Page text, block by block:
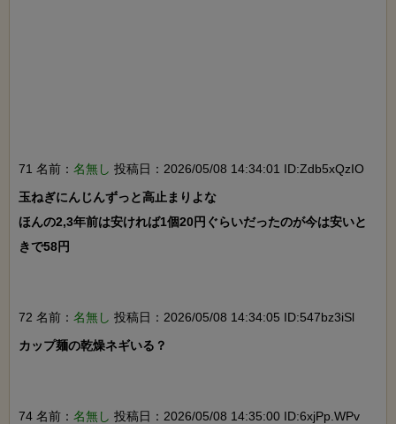
71 名前： 名無し 投稿日：2026/05/08 14:34:01 ID:Zdb5xQzIO
玉ねぎにんじんずっと高止まりよな
ほんの2,3年前は安ければ1個20円ぐらいだったのが今は安いと
きで58円
72 名前： 名無し 投稿日：2026/05/08 14:34:05 ID:547bz3iSl
カップ麺の乾燥ネギいる？
74 名前： 名無し 投稿日：2026/05/08 14:35:00 ID:6xjPp.WPv